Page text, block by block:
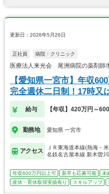
更新日：2026年5月26日
正社員 病院・クリニック
医療法人来光会 尾洲病院の薬剤師
【愛知県一宮市】年収
完全週休二日制！17時又
給与 【年収】420万円～
勤務地 愛知県 一宮市
アクセス
ＪＲ東海道本線(熱海－
名鉄名古屋本線 新木曽川
年収600万円以上可 新卒も応募可能 未
産休・育休取得実績有り
スキルアップ